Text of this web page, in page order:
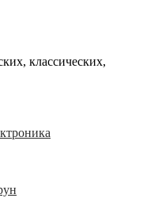
классических,